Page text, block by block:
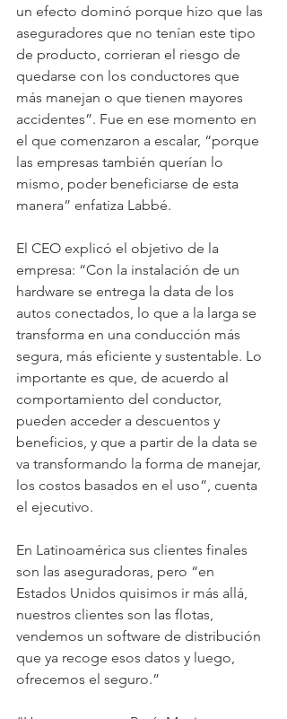
un efecto dominó porque hizo que las
aseguradores que no tenían este tipo
de producto, corrieran el riesgo de
quedarse con los conductores que
más manejan o que tienen mayores
accidentes”. Fue en ese momento en
el que comenzaron a escalar, “porque
las empresas también querían lo
mismo, poder beneficiarse de esta
manera” enfatiza Labbé.
El CEO explicó el objetivo de la
empresa: “Con la instalación de un
hardware se entrega la data de los
autos conectados, lo que a la larga se
transforma en una conducción más
segura, más eficiente y sustentable. Lo
importante es que, de acuerdo al
comportamiento del conductor,
pueden acceder a descuentos y
beneficios, y que a partir de la data se
va transformando la forma de manejar,
los costos basados en el uso”, cuenta
el ejecutivo.
En Latinoamérica sus clientes finales
son las aseguradoras, pero “en
Estados Unidos quisimos ir más allá,
nuestros clientes son las flotas,
vendemos un software de distribución
que ya recoge esos datos y luego,
ofrecemos el seguro.”